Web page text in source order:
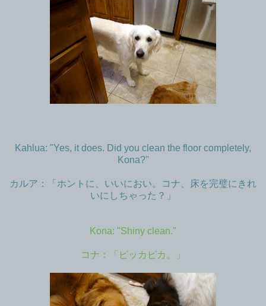
Kahlua: "Yes, it does. Did you clean the floor completely,
Kona?"
カルア：「ホントに、いいにおい。コナ、床を完璧にきれ
いにしちゃった？」
Kona: "Shiny clean."
コナ：「ピッカピカ。」